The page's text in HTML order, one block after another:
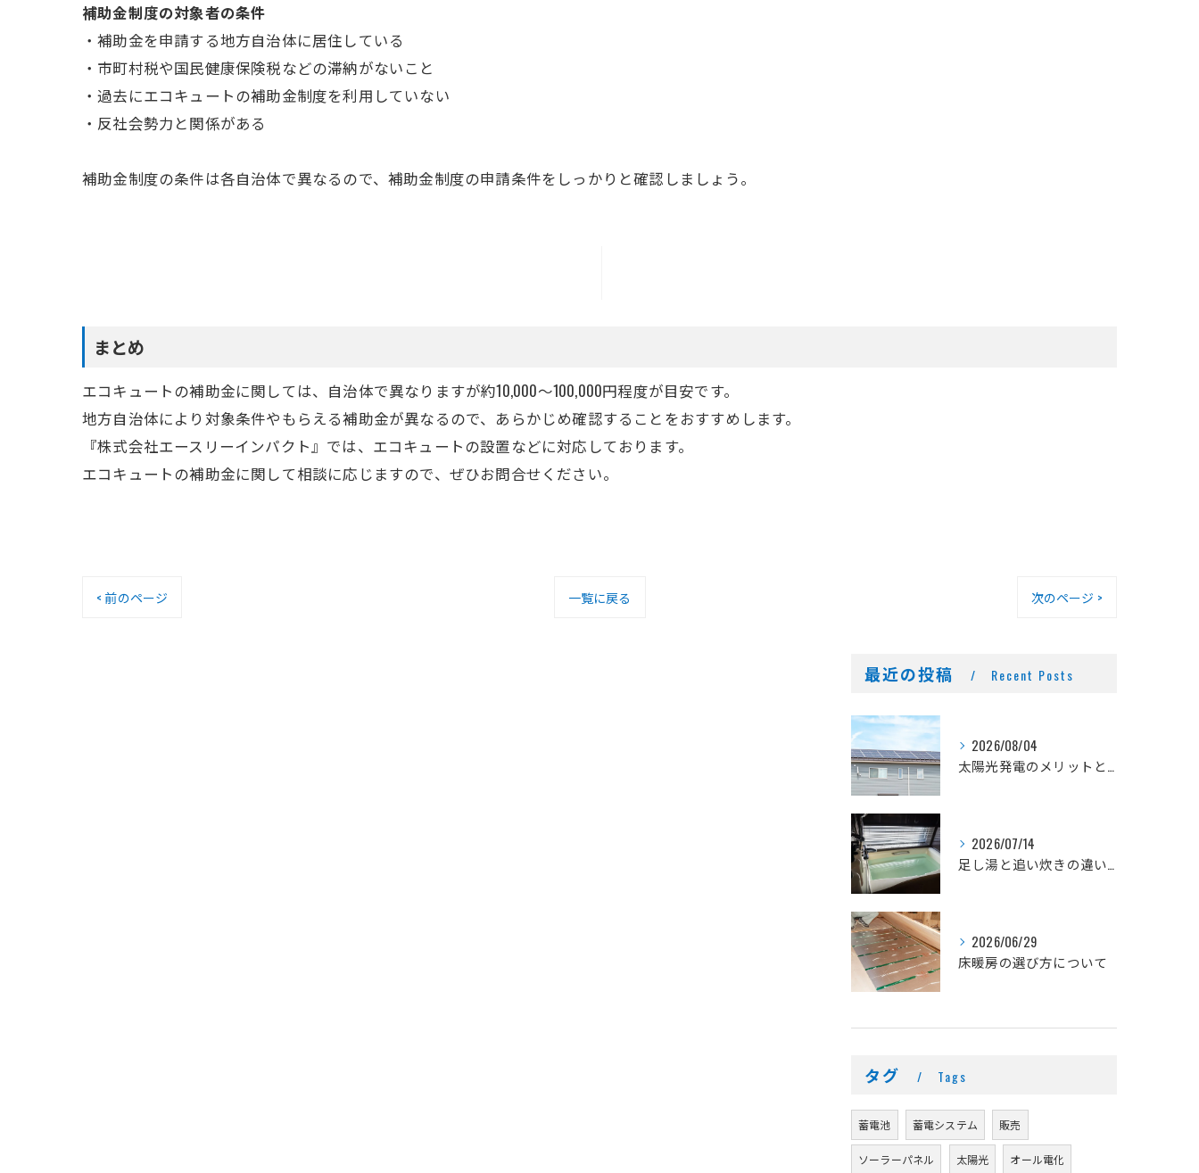
補助金制度の対象者の条件
・補助金を申請する地方自治体に居住している
・市町村税や国民健康保険税などの滞納がないこと
・過去にエコキュートの補助金制度を利用していない
・反社会勢力と関係がある
補助金制度の条件は各自治体で異なるので、補助金制度の申請条件をしっかりと確認しましょう。
まとめ
エコキュートの補助金に関しては、自治体で異なりますが約10,000～100,000円程度が目安です。
地方自治体により対象条件やもらえる補助金が異なるので、あらかじめ確認することをおすすめします。
『株式会社エースリーインパクト』では、エコキュートの設置などに対応しております。
エコキュートの補助金に関して相談に応じますので、ぜひお問合せください。
< 前のページ 一覧に戻る 次のページ >
最近の投稿 Recent Posts
2026/08/04
太陽光発電のメリットとデメリット
2026/07/14
足し湯と追い炊きの違いとは？
2026/06/29
床暖房の選び方について
タグ Tags
蓄電池 蓄電システム 販売
ソーラーパネル 太陽光 オール電化